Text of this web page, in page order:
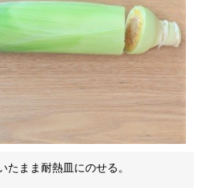
たまま耐熱皿にのせる。